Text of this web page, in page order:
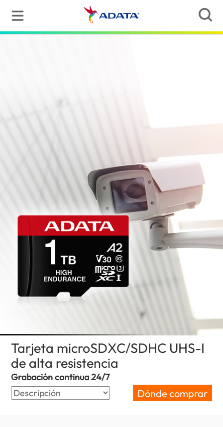
Tarjeta microSDXC/SDHC UHS-I
de alta resistencia
Grabación continua 24/7
Dónde comprar